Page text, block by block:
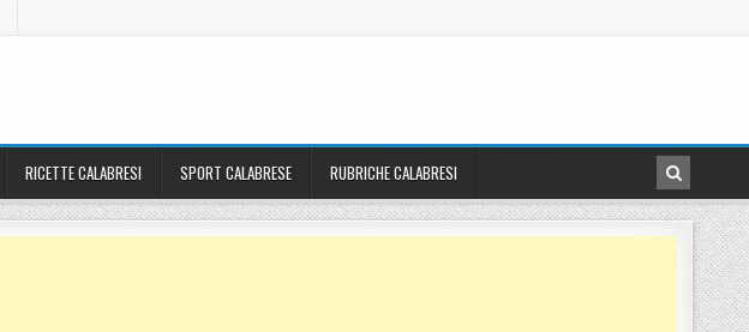
RICETTE CALABRESI SPORT CALABRESE RUBRICHE CALABRESI